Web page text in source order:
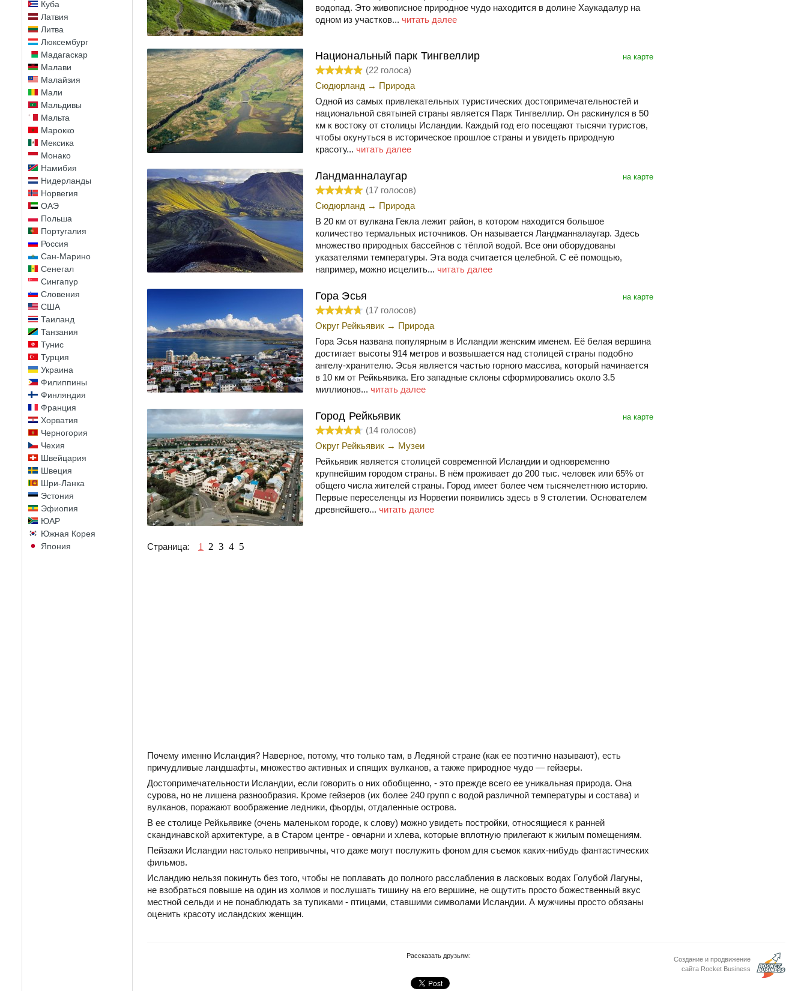
Куба
Латвия
Литва
Люксембург
Мадагаскар
Малави
Малайзия
Мали
Мальдивы
Мальта
Марокко
Мексика
Монако
Намибия
Нидерланды
Норвегия
ОАЭ
Польша
Португалия
Россия
Сан-Марино
Сенегал
Сингапур
Словения
США
Таиланд
Танзания
Тунис
Турция
Украина
Филиппины
Финляндия
Франция
Хорватия
Черногория
Чехия
Швейцария
Швеция
Шри-Ланка
Эстония
Эфиопия
ЮАР
Южная Корея
Япония
водопад. Это живописное природное чудо находится в долине Хаукадалур на
одном из участков... читать далее
на карте
Национальный парк Тингвеллир
(22 голоса)
Сюдюрланд → Природа
Одной из самых привлекательных туристических достопримечательностей и
национальной святыней страны является Парк Тингвеллир. Он раскинулся в 50
км к востоку от столицы Исландии. Каждый год его посещают тысячи туристов,
чтобы окунуться в историческое прошлое страны и увидеть природную
красоту... читать далее
на карте
Ландманналаугар
(17 голосов)
Сюдюрланд → Природа
В 20 км от вулкана Гекла лежит район, в котором находится большое
количество термальных источников. Он называется Ландманналаугар. Здесь
множество природных бассейнов с тёплой водой. Все они оборудованы
указателями температуры. Эта вода считается целебной. С её помощью,
например, можно исцелить... читать далее
на карте
Гора Эсья
(17 голосов)
Округ Рейкьявик → Природа
Гора Эсья названа популярным в Исландии женским именем. Её белая вершина
достигает высоты 914 метров и возвышается над столицей страны подобно
ангелу-хранителю. Эсья является частью горного массива, который начинается
в 10 км от Рейкьявика. Его западные склоны сформировались около 3.5
миллионов... читать далее
на карте
Город Рейкьявик
(14 голосов)
Округ Рейкьявик → Музеи
Рейкьявик является столицей современной Исландии и одновременно
крупнейшим городом страны. В нём проживает до 200 тыс. человек или 65% от
общего числа жителей страны. Город имеет более чем тысячелетнюю историю.
Первые переселенцы из Норвегии появились здесь в 9 столетии. Основателем
древнейшего... читать далее
Страница: 1 2 3 4 5
Почему именно Исландия? Наверное, потому, что только там, в Ледяной стране (как ее поэтично называют), есть
причудливые ландшафты, множество активных и спящих вулканов, а также природное чудо — гейзеры.
Достопримечательности Исландии, если говорить о них обобщенно, - это прежде всего ее уникальная природа. Она
сурова, но не лишена разнообразия. Кроме гейзеров (их более 240 групп с водой различной температуры и состава) и
вулканов, поражают воображение ледники, фьорды, отдаленные острова.
В ее столице Рейкьявике (очень маленьком городе, к слову) можно увидеть постройки, относящиеся к ранней
скандинавской архитектуре, а в Старом центре - овчарни и хлева, которые вплотную прилегают к жилым помещениям.
Пейзажи Исландии настолько непривычны, что даже могут послужить фоном для съемок каких-нибудь фантастических
фильмов.
Исландию нельзя покинуть без того, чтобы не поплавать до полного расслабления в ласковых водах Голубой Лагуны,
не взобраться повыше на один из холмов и послушать тишину на его вершине, не ощутить просто божественный вкус
местной сельди и не понаблюдать за тупиками - птицами, ставшими символами Исландии. А мужчины просто обязаны
оценить красоту исландских женщин.
Создание и продвижение
сайта Rocket Business
Рассказать друзьям: